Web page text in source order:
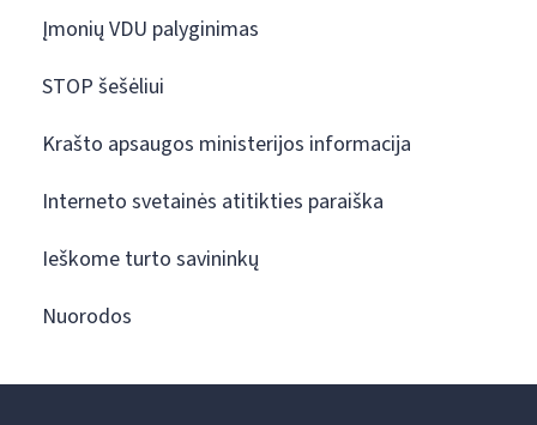
Įmonių VDU palyginimas
STOP šešėliui
Krašto apsaugos ministerijos informacija
Interneto svetainės atitikties paraiška
Ieškome turto savininkų
Nuorodos